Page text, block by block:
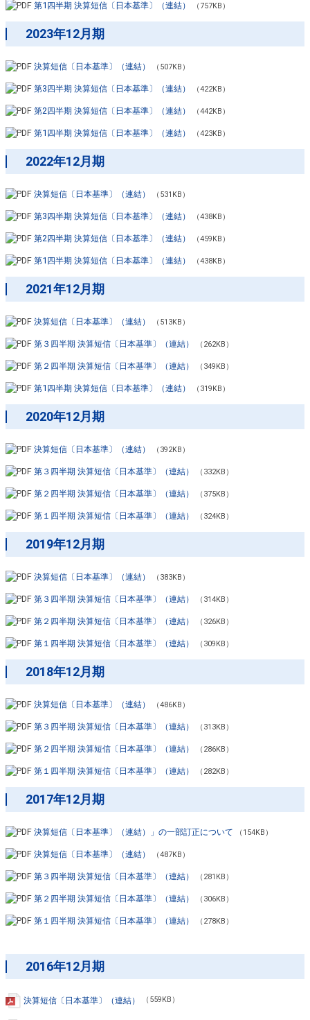
第1四半期 決算短信〔日本基準〕（連結） （757KB）
2023年12月期
決算短信〔日本基準〕（連結） （507KB）
第3四半期 決算短信〔日本基準〕（連結） （422KB）
第2四半期 決算短信〔日本基準〕（連結） （442KB）
第1四半期 決算短信〔日本基準〕（連結） （423KB）
2022年12月期
決算短信〔日本基準〕（連結） （531KB）
第3四半期 決算短信〔日本基準〕（連結） （438KB）
第2四半期 決算短信〔日本基準〕（連結） （459KB）
第1四半期 決算短信〔日本基準〕（連結） （438KB）
2021年12月期
決算短信〔日本基準〕（連結） （513KB）
第３四半期 決算短信〔日本基準〕（連結） （262KB）
第２四半期 決算短信〔日本基準〕（連結） （349KB）
第1四半期 決算短信〔日本基準〕（連結） （319KB）
2020年12月期
決算短信〔日本基準〕（連結） （392KB）
第３四半期 決算短信〔日本基準〕（連結） （332KB）
第２四半期 決算短信〔日本基準〕（連結） （375KB）
第１四半期 決算短信〔日本基準〕（連結） （324KB）
2019年12月期
決算短信〔日本基準〕（連結） （383KB）
第３四半期 決算短信〔日本基準〕（連結） （314KB）
第２四半期 決算短信〔日本基準〕（連結） （326KB）
第１四半期 決算短信〔日本基準〕（連結） （309KB）
2018年12月期
決算短信〔日本基準〕（連結） （486KB）
第３四半期 決算短信〔日本基準〕（連結） （313KB）
第２四半期 決算短信〔日本基準〕（連結） （286KB）
第１四半期 決算短信〔日本基準〕（連結） （282KB）
2017年12月期
決算短信〔日本基準〕（連結）」の一部訂正について （154KB）
決算短信〔日本基準〕（連結） （487KB）
第３四半期 決算短信〔日本基準〕（連結） （281KB）
第２四半期 決算短信〔日本基準〕（連結） （306KB）
第１四半期 決算短信〔日本基準〕（連結） （278KB）
2016年12月期
決算短信〔日本基準〕（連結） （559KB）